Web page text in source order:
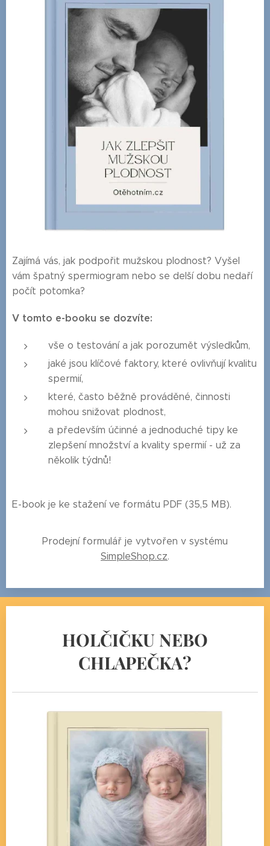
Zajímá vás, jak podpořit mužskou plodnost? Vyšel
vám špatný spermiogram nebo se delší dobu nedaří
počít potomka?
V tomto e-booku se dozvíte:
vše o testování a jak porozumět výsledkům,
jaké jsou klíčové faktory, které ovlivňují kvalitu
spermií,
které, často běžně prováděné, činnosti
mohou snižovat plodnost,
a především účinné a jednoduché tipy ke
zlepšení množství a kvality spermií - už za
několik týdnů!
E-book je ke stažení ve formátu PDF (35,5 MB).
Prodejní formulář je vytvořen v systému
SimpleShop.cz.
HOLČIČKU NEBO
CHLAPEČKA?